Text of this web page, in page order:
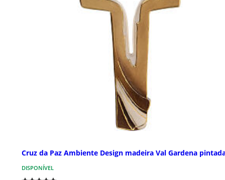
Cruz da Paz Ambiente Design madeira Val Gardena
DISPONÍVEL